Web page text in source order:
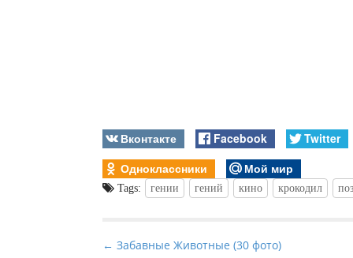
Вконтакте Facebook
Twitter
Одноклассники
Мой мир
Tags: гении гений кино крокодил
P
← Забавные Животные (30 фото)